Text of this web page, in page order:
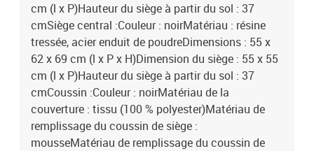
cm (l x P)Hauteur du siège à partir du sol : 37
cmSiège central :Couleur : noirMatériau : résine
tressée, acier enduit de poudreDimensions : 55 x
62 x 69 cm (l x P x H)Dimension du siège : 55 x 55
cm (l x P)Hauteur du siège à partir du sol : 37
cmCoussin :Couleur : noirMatériau de la
couverture : tissu (100 % polyester)Matériau de
remplissage du coussin de siège :
mousseMatériau de remplissage du coussin de